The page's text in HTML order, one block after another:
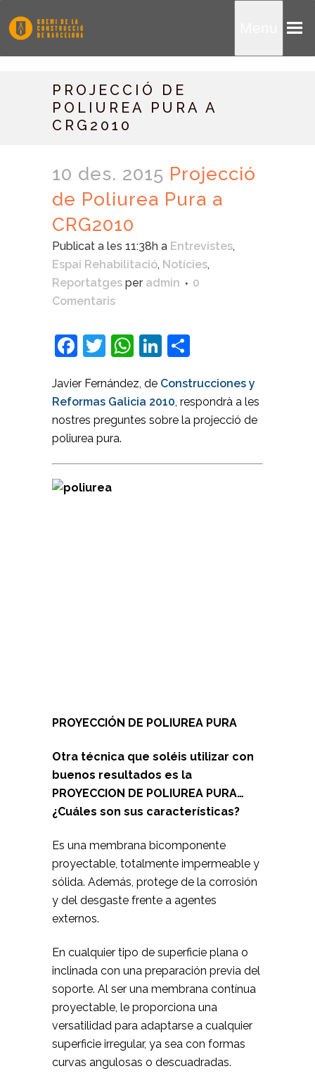
PROJECCIÓ DE
POLIUREA PURA A
CRG2010
10 des. 2015 Projecció
de Poliurea Pura a
CRG2010
Publicat a les 11:38h a Entrevistes,
Espai Rehabilitació, Notícies,
Reportatges per admin
0
Comentaris
Facebook
Twitter
WhatsApp
LinkedIn
Javier Fernández, de Construcciones y
Reformas Galicia 2010, respondrà a les
nostres preguntes sobre la projecció de
poliurea pura.
PROYECCIÓN DE POLIUREA PURA
Otra técnica que soléis utilizar con
buenos resultados es la
PROYECCION DE POLIUREA PURA…
¿Cuáles son sus características?
Es una membrana bicomponente
proyectable, totalmente impermeable y
sólida. Además, protege de la corrosión
y del desgaste frente a agentes
externos.
En cualquier tipo de superficie plana o
inclinada con una preparación previa del
soporte. Al ser una membrana contínua
proyectable, le proporciona una
versatilidad para adaptarse a cualquier
superficie irregular, ya sea con formas
curvas angulosas o descuadradas.